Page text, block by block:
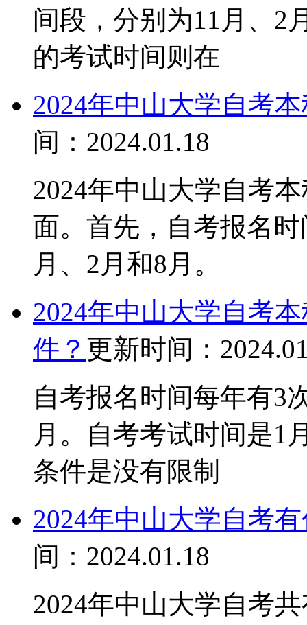
间段，分别为11月、2
的考试时间则在
2024年中山大学自考
间：2024.01.18
2024年中山大学自考
面。首先，自考报名
月、2月和8月。
2024年中山大学自考
件？ 更新时间：
自考报名时间每年有3
月。自考考试时间是1
条件是没有限制
2024年中山大学自考
间：2024.01.18
2024年中山大学自考